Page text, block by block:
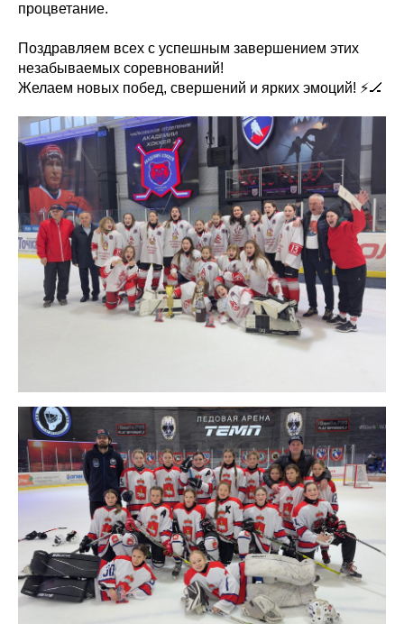
процветание.
Поздравляем всех с успешным завершением этих
незабываемых соревнований!
Желаем новых побед, свершений и ярких эмоций! ⚡🏒